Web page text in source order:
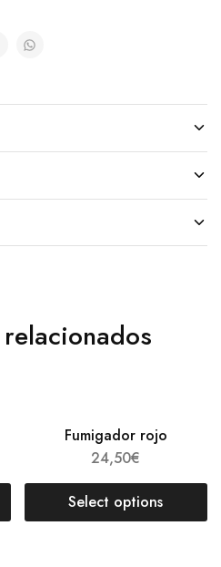
Fumigador rojo
24,50€
Select options